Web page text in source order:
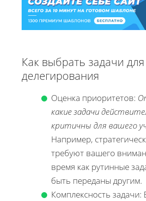
Как выбрать задачи для
делегирования
Оценка приоритетов:
какие задачи
критичны для вашего
Например,
требуют вашего
время как рутинные
быть переданы другим.
Комплексность задачи: